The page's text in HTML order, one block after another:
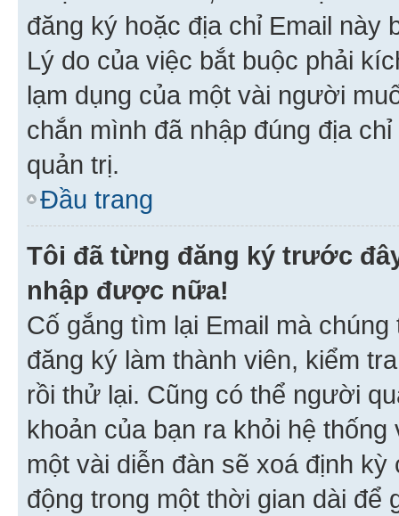
đăng ký hoặc địa chỉ Email này
Lý do của việc bắt buộc phải
lạm dụng của một vài người
chắn mình đã nhập đúng địa
quản trị.
Đầu trang
Tôi đã từng đăng ký trước
nhập được nữa!
Cố gắng tìm lại Email mà
đăng ký làm thành viên, kiểm
rồi thử lại. Cũng có thể người
khoản của bạn ra khỏi hệ
một vài diễn đàn sẽ xoá định
động trong một thời gian dài